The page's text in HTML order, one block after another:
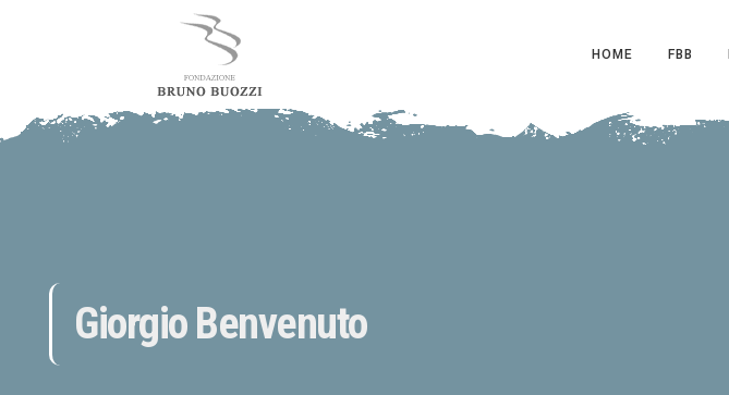
HOME FBB
Giorgio Benvenuto